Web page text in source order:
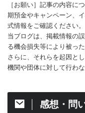
［お願い］記事の内容に
期預金やキャンペーン、
式情報をご確認ください。
当ブログは、掲載情報の
る機会損失等により被っ
さらに、それらを起因と
機関や団体に対して行わな
感想・問